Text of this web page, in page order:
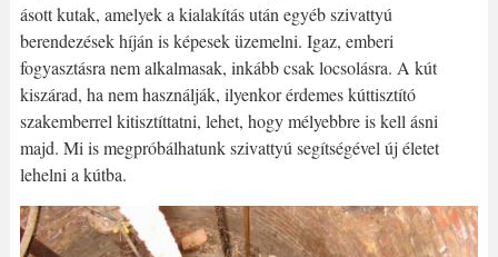
ásott kutak, amelyek a kialakítás után egyéb szivattyú
berendezések híján is képesek üzemelni. Igaz, emberi
fogyasztásra nem alkalmasak, inkább csak locsolásra. A kút
kiszárad, ha nem használják, ilyenkor érdemes kúttisztító
szakemberrel kitisztíttatni, lehet, hogy mélyebbre is kell ásni
majd. Mi is megpróbálhatunk szivattyú segítségével új életet
lehelni a kútba.